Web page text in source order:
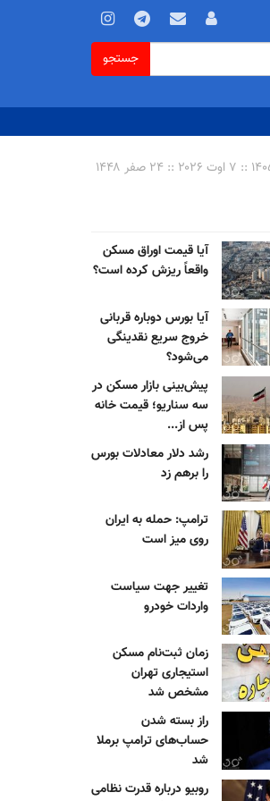
جستجو
آیا قیمت اوراق مسکن
واقعاً ریزش کرده است؟
آیا بورس دوباره قربانی
خروج سریع نقدینگی
می‌شود؟
پیش‌بینی بازار مسکن در
سه سناریو؛ قیمت خانه
پس از...
رشد دلار معادلات بورس
را برهم زد
ترامپ: حمله به ایران
روی میز است
تغییر جهت سیاست
واردات خودرو
زمان ثبت‌نام مسکن
استیجاری تهران
مشخص شد
راز بسته شدن
حساب‌های ترامپ برملا
شد
روبیو درباره قدرت نظامی